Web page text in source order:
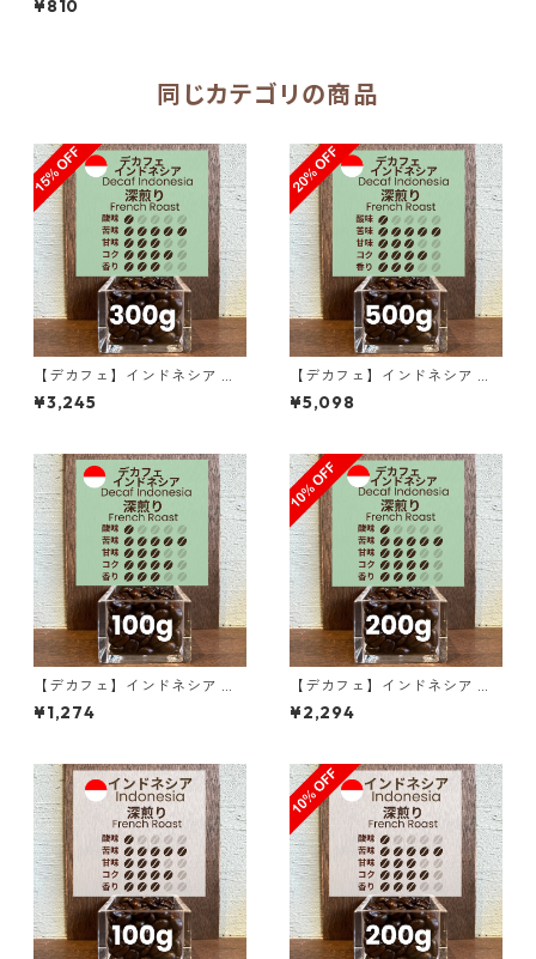
¥810
同じカテゴリの商品
【デカフェ】インドネシア マ
ンデリンG1 リントン ラトゥ 3
00g（100g単価の15％OFF）
¥3,245
【デカフェ】インドネシア マ
ンデリンG1 リントン ラトゥ 5
00g（100g単価の20％OF
¥5,098
【デカフェ】インドネシア マ
ンデリンG1 リントン ラトゥ 1
00g
¥1,274
【デカフェ】インドネシア マ
ンデリンG1 リントン ラトゥ 2
00g（100g単価の10％OF
¥2,294